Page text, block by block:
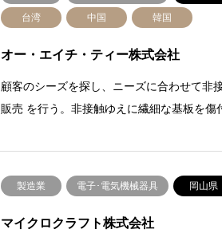
台湾 中国 韓国
オー・エイチ・ティー株式会社
顧客のシーズを探し、ニーズに合わせて⾮
販売 を⾏う。⾮接触ゆえに繊細な基板を傷
製造業 電子･電気機械器具 岡山県
マイクロクラフト株式会社